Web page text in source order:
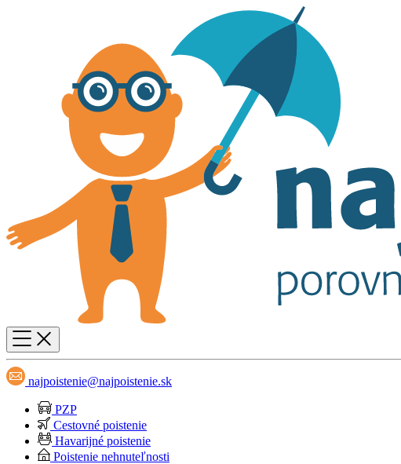
najpoistenie@najpoistenie.sk
PZP
Cestovné poistenie
Havarijné poistenie
Poistenie nehnuteľnosti